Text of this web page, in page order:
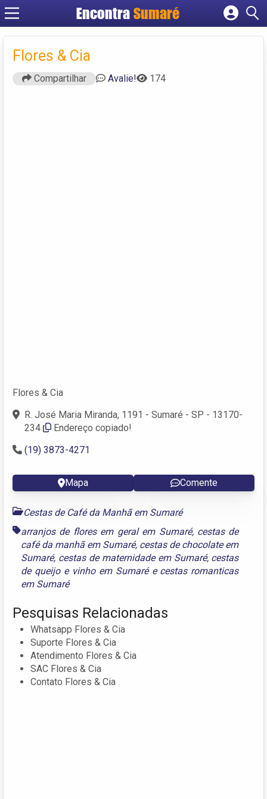
Encontra Sumaré
Cadastrar empresa
Flores & Cia
Compartilhar Avalie! 174
Flores & Cia
R. José Maria Miranda, 1191 - Sumaré - SP - 13170-
234
Endereço copiado!
(19) 3873-4271
Mapa Comente
Cestas de Café da Manhã em Sumaré
arranjos de flores em geral em Sumaré, cestas de
café da manhã em Sumaré, cestas de chocolate em
Sumaré, cestas de maternidade em Sumaré, cestas
de queijo e vinho em Sumarée cestas romanticas
em Sumaré
Pesquisas Relacionadas
Whatsapp Flores & Cia
Suporte Flores & Cia
Atendimento Flores & Cia
SAC Flores & Cia
Contato Flores & Cia